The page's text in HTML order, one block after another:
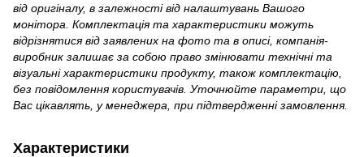
від оригіналу, в залежності від налаштувань Вашого
монітора. Комплектація та характеристики можуть
відрізнятися від заявлених на фото та в описі, компанія-
виробник залишає за собою право змінювати технічні та
візуальні характеристики продукту, також комплектацію,
без повідомлення користувачів. Уточнюйте параметри, що
Вас цікавлять, у менеджера, при підтвердженні замовлення.
Характеристики